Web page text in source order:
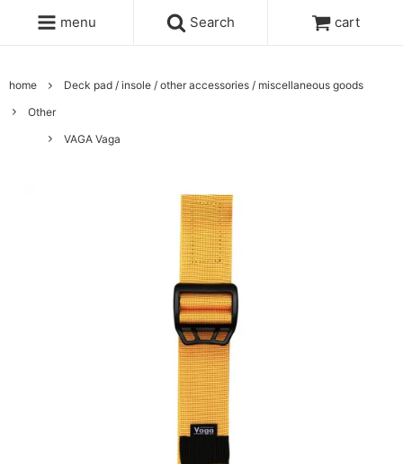
menu Search cart
home
Deck pad / insole / other accessories / miscellaneous goods
Other
VAGA Vaga